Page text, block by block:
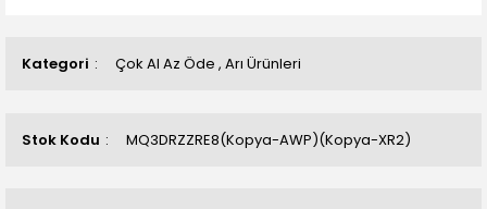
Kategori Çok Al Az Öde , Arı Ürünleri
Stok Kodu MQ3DRZZRE8(Kopya-AWP)(Kopya-XR2)